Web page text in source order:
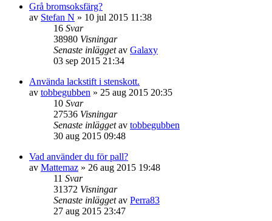
Grå bromsoksfärg?
av Stefan N » 10 jul 2015 11:38
16 Svar
38980 Visningar
Senaste inläggetav Galaxy
03 sep 2015 21:34
Använda lackstift i stenskott.
av tobbegubben » 25 aug 2015 20:35
10 Svar
27536 Visningar
Senaste inläggetav tobbegubben
30 aug 2015 09:48
Vad använder du för pall?
av Mattemaz » 26 aug 2015 19:48
11 Svar
31372 Visningar
Senaste inläggetav Perra83
27 aug 2015 23:47